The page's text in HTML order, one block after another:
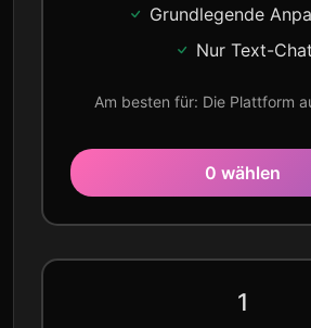
Grundlegende
Nur Text-Chat
Am besten für: Die Plattform
0 wählen
1